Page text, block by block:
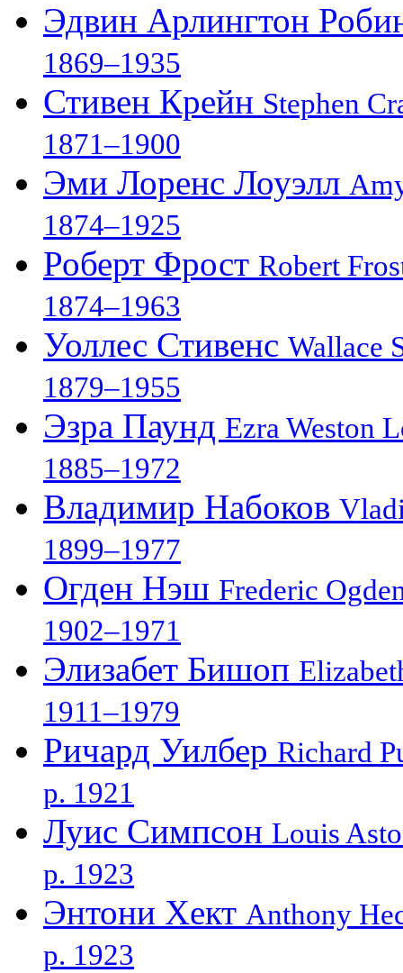
Эдвин Арлингтон
1869–1935
Стивен Крейн Stephen
1871–1900
Эми Лоренс Лоуэлл
1874–1925
Роберт Фрост Robert
1874–1963
Уоллес Стивенс Wallace
1879–1955
Эзра Паунд Ezra Weston
1885–1972
Владимир Набоков
1899–1977
Огден Нэш Frederic
1902–1971
Элизабет Бишоп
1911–1979
Ричард Уилбер Richard
р. 1921
Луис Симпсон Louis
р. 1923
Энтони Хект Anthony
р. 1923